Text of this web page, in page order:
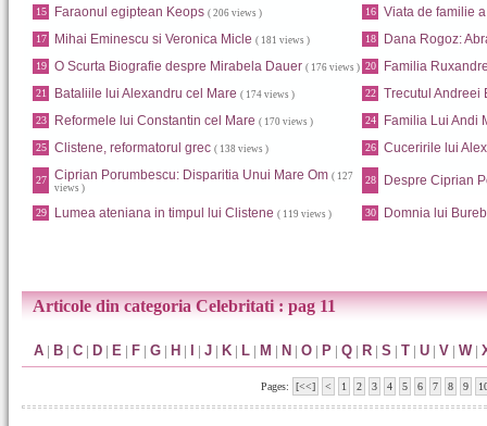
15 Faraonul egiptean Keops ( 206 views ) 16 Viata de familie
17 Mihai Eminescu si Veronica Micle ( 181 views ) 18 Dana Rogoz:
19 O Scurta Biografie despre Mirabela Dauer ( 176 views ) 20 Familia
21 Bataliile lui Alexandru cel Mare ( 174 views ) 22 Trecutul Andreei
23 Reformele lui Constantin cel Mare ( 170 views ) 24 Familia Lui Andi
25 Clistene, reformatorul grec ( 138 views ) 26 Cuceririle lui
27 Ciprian Porumbescu: Disparitia Unui Mare Om ( 127
views )
28 Despre Ciprian
29 Lumea ateniana in timpul lui Clistene ( 119 views ) 30 Domnia lui
Articole din categoria Celebritati : pag 11
A | B | C | D | E | F | G | H | | J | K | L | M | N | O | P | Q | R | S | T | U | V | W|
Pages: [<<] < 1 2 3 4 5 6 7 8 9